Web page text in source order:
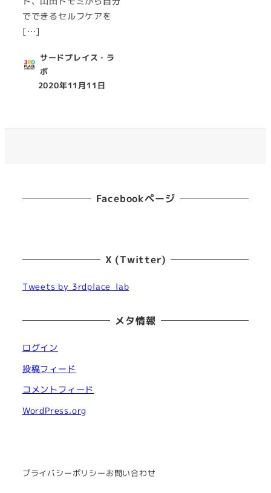
でできるセルフケアを
[…]
サードプレイス・ラ
ボ
投稿日
2020年11月11日
Facebookページ
X (Twitter)
Tweets by 3rdplace_lab
メタ情報
ログイン
投稿フィード
コメントフィード
WordPress.org
プライバシーポリシーお問い合わせ